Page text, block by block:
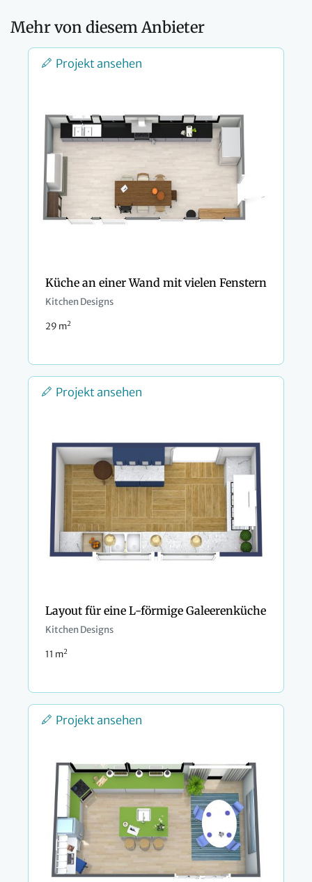
Mehr von diesem Anbieter
Projekt ansehen
Küche an einer Wand mit vielen Fenstern
Kitchen Designs
29 m2
Projekt ansehen
Layout für eine L-förmige Galeerenküche
Kitchen Designs
11 m2
Projekt ansehen